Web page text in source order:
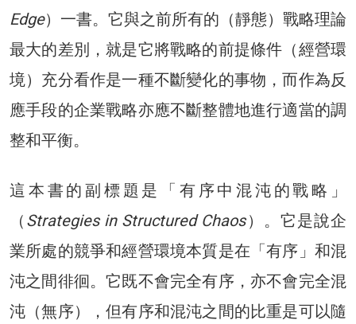
Edge）一書。它與之前所有的（靜態）戰略理論
最大的差別，就是它將戰略的前提條件（經營環
境）充分看作是一種不斷變化的事物，而作為反
應手段的企業戰略亦應不斷整體地進行適當的調
整和平衡。
這本書的副標題是「有序中混沌的戰略」
（ Strategies in Structured Chaos）。它是說企
業所處的競爭和經營環境本質是在「有序」和混
沌之間徘徊。它既不會完全有序，亦不會完全混
沌（無序），但有序和混沌之間的比重是可以隨